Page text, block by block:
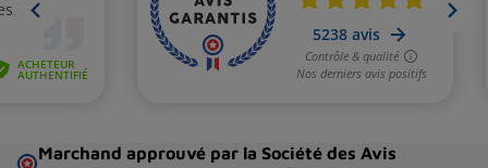
Marchand approuvé par la Société des Avis